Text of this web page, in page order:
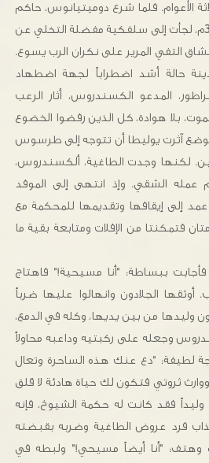
الأعوام. فلما شرع دوميتيانوس، حاكم
إلى سلفكية مفضلة التخلي عن
التفي المرير على نكران الرب يسوع.
حالة أشد اضطراباً لجهة اضطهاد
المدعو الكسندروس، أثار الرعب
بلا هوادة، كل الذين رفضوا الخضوع
آثرت يوليطا أن تتوجه إلى طرسوس
لكنها وجدت الطاغية، ألكسندروس،
الشقي. وإذ انتهى إلى الموفد
عمد إلى إيقافها وتقديمها للمحكمة مع
فتمكنتا من الإفلات ومتابعة بقية ما
ببساطة: "أنا مسيحية!" فاهتاج
الجلادون وانهالوا عليها ضرباً
وليدها من بين يديها، وكله في الدمع،
وجعله على ركبتيه وداعبه محاولاً
لطيفة: "دع عنك هذه الساحرة وتعال
ووارث ثروتي فتكون لك حياة هادئة لا قلق
فقد كانت له حكمة الشيوخ، فإنه
فرد عروض الطاغية وضربه بقبضته
وهتف: "أنا أيضاً مسيحي!" ولبطه في